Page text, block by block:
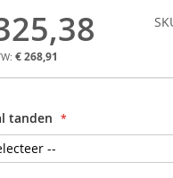
€ 268,91
tanden